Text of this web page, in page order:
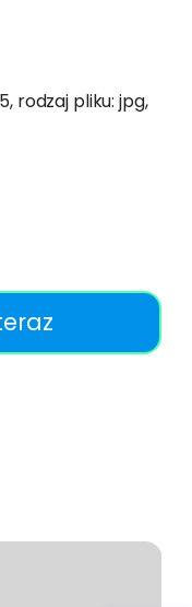
rodzaj pliku: jpg,